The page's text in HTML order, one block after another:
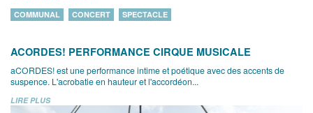
COMMUNAL CONCERT SPECTACLE
ACORDES! PERFORMANCE CIRQUE MUSICALE
aCORDES! est une performance intime et poétique avec des accents de
suspence. L'acrobatie en hauteur et l'accordéon...
LIRE PLUS